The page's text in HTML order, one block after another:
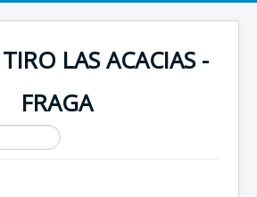
LAS ACACIAS -
FRAGA